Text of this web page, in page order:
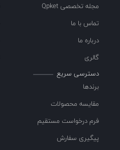
مجله تخصصی Qpket
تماس با ما
درباره ما
گالری
دسترسی سریع
برندها
مقایسه محصولات
فرم درخواست مستقیم
پیگیری سفارش